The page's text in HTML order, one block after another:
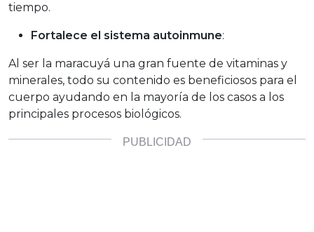
tiempo.
Fortalece el sistema autoinmune:
Al ser la maracuyá una gran fuente de vitaminas y
minerales, todo su contenido es beneficiosos para el
cuerpo ayudando en la mayoría de los casos a los
principales procesos biológicos.